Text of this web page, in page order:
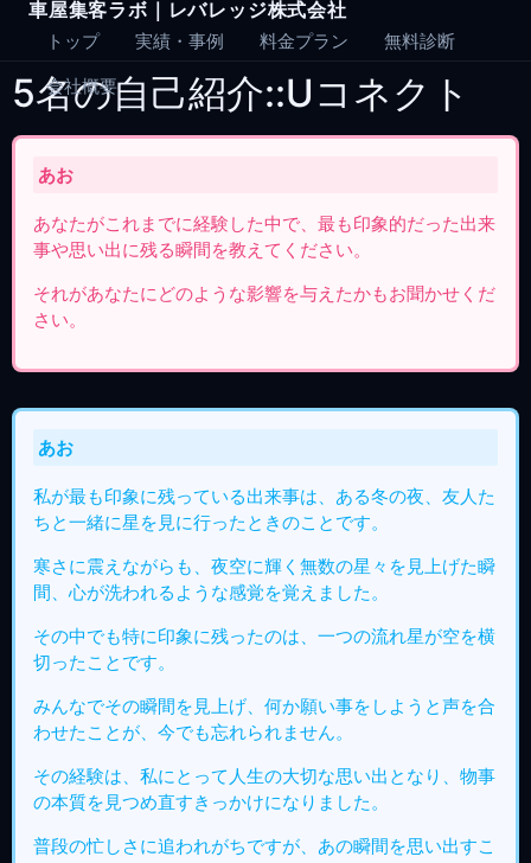
Skip車屋集客ラボ｜レバレッジ株式会社
トップ 実績・事例 料金プラン
無料診断
会社概要
5名の自己紹介::Uコネクト
あお
あなたがこれまでに経験した中で、最も印象的だった出来
事や思い出に残る瞬間を教えてください。
それがあなたにどのような影響を与えたかもお聞かせくだ
さい。
あお
私が最も印象に残っている出来事は、ある冬の夜、友人た
ちと一緒に星を見に行ったときのことです。
寒さに震えながらも、夜空に輝く無数の星々を見上げた瞬
間、心が洗われるような感覚を覚えました。
その中でも特に印象に残ったのは、一つの流れ星が空を横
切ったことです。
みんなでその瞬間を見上げ、何か願い事をしようと声を合
わせたことが、今でも忘れられません。
その経験は、私にとって人生の大切な思い出となり、物事
の本質を見つめ直すきっかけになりました。
普段の忙しさに追われがちですが、あの瞬間を思い出すこ